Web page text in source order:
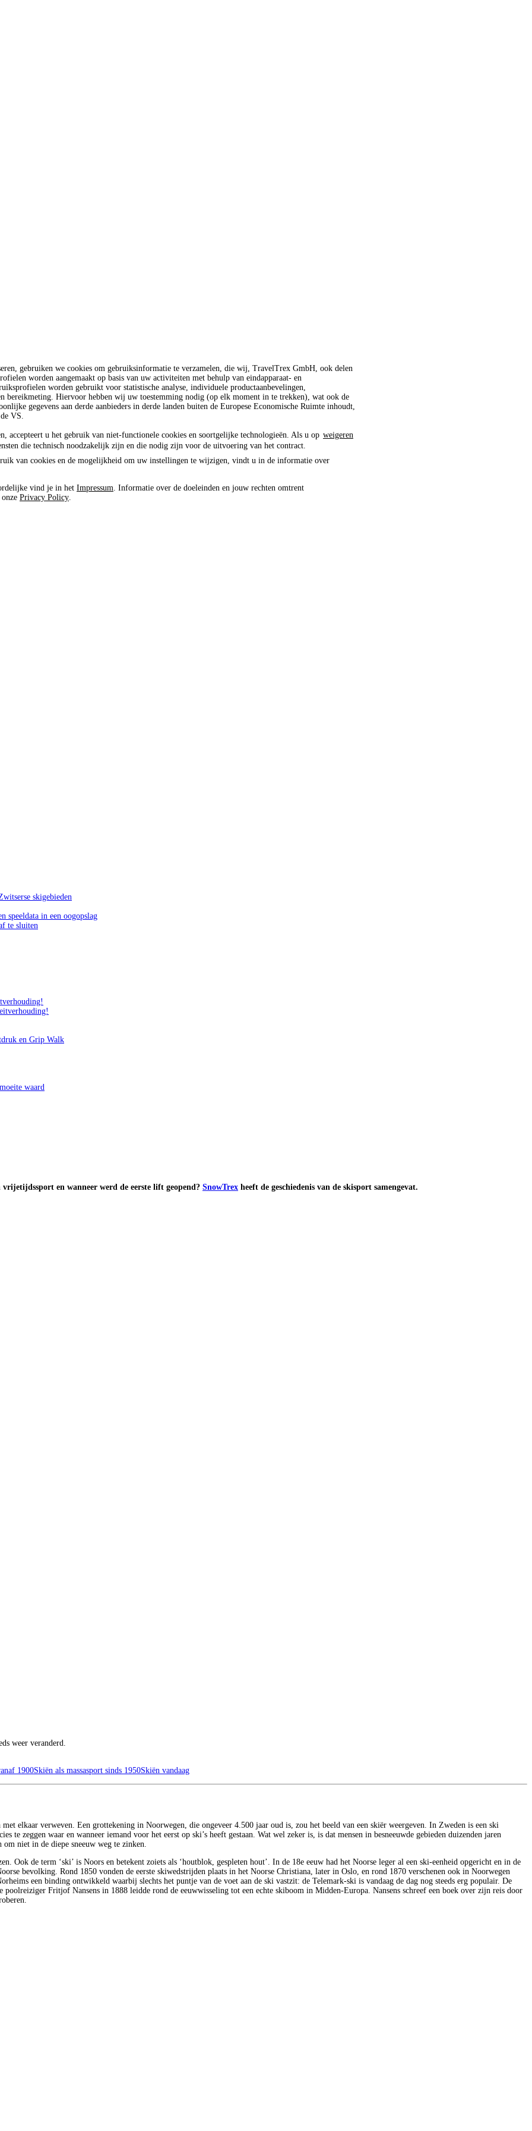
gebruiken we cookies om gebruiksinformatie te verzamelen, die wij, TravelTrex GmbH, ook delen
worden aangemaakt op basis van uw activiteiten met behulp van eindapparaat- en
worden gebruikt voor statistische analyse, individuele productaanbevelingen,
bereikmeting. Hiervoor hebben wij uw toestemming nodig (op elk moment in te trekken), wat ook de
gegevens aan derde aanbieders in derde landen buiten de Europese Economische Ruimte inhoudt,
VS.
accepteert u het gebruik van niet-functionele cookies en soortgelijke technologieën. Als u op weigeren
die technisch noodzakelijk zijn en die nodig zijn voor de uitvoering van het contract.
van cookies en de mogelijkheid om uw instellingen te wijzigen, vindt u in de informatie over
vind je in het Impressum . Informatie over de doeleinden en jouw rechten omtrent
Privacy Policy
skigebieden
speeldata in een oogopslag
te sluiten
en Grip Walk
waard
vrijetijdssport en wanneer werd de eerste lift geopend? SnowTrex heeft de geschiedenis van de skisport samengevat.
weer veranderd.
1900Skiën als massasport sinds 1950Skiën vandaag
elkaar verweven. Een grottekening in Noorwegen, die ongeveer 4.500 jaar oud is, zou het beeld van een skiër weergeven. In Zweden is een ski
zeggen waar en wanneer iemand voor het eerst op ski’s heeft gestaan. Wat wel zeker is, is dat mensen in besneeuwde gebieden duizenden jaren
om niet in de diepe sneeuw weg te zinken.
Ook de term ‘ski’ is Noors en betekent zoiets als ‘houtblok, gespleten hout’. In de 18e eeuw had het Noorse leger al een ski-eenheid opgericht en in de
bevolking. Rond 1850 vonden de eerste skiwedstrijden plaats in het Noorse Christiana, later in Oslo, en rond 1870 verschenen ook in Noorwegen
een binding ontwikkeld waarbij slechts het puntje van de voet aan de ski vastzit: de Telemark-ski is vandaag de dag nog steeds erg populair. De
Fritjof Nansens in 1888 leidde rond de eeuwwisseling tot een echte skiboom in Midden-Europa. Nansens schreef een boek over zijn reis door